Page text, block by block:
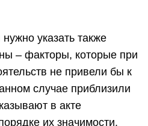
указать также
– факторы, которые при
не привели бы к
случае приблизили
в акте
их значимости.